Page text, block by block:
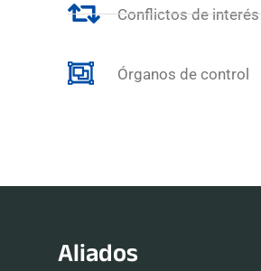
Conflictos de interés
Órganos de control
Aliados